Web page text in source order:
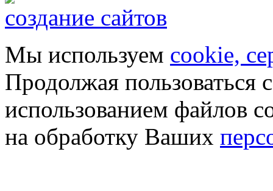
создание сайтов
Мы используем cookie,
Продолжая пользоваться
использованием файлов
на обработку Ваших